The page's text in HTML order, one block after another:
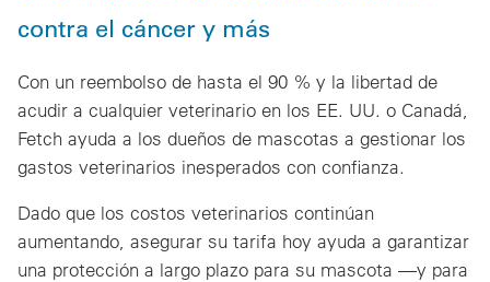
contra el cáncer y más
Con un reembolso de hasta el 90 % y la libertad de
acudir a cualquier veterinario en los EE. UU. o Canadá,
Fetch ayuda a los dueños de mascotas a gestionar los
gastos veterinarios inesperados con confianza.
Dado que los costos veterinarios continúan
aumentando, asegurar su tarifa hoy ayuda a garantizar
una protección a largo plazo para su mascota —y para